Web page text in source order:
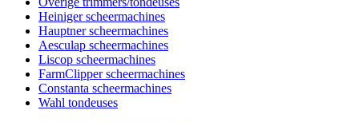
Heiniger scheermachines
Hauptner scheermachines
Aesculap scheermachines
Liscop scheermachines
FarmClipper scheermachines
Constanta scheermachines
Wahl tondeuses